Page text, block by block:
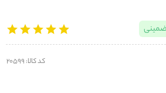
کد کالا: 20599